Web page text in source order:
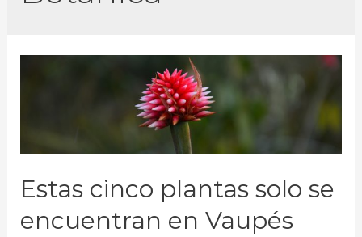
Estas cinco plantas solo se
encuentran en Vaupés